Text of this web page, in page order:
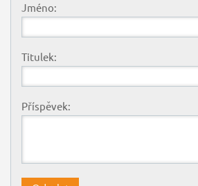
Jméno:
Titulek:
Příspěvek: